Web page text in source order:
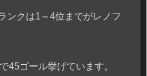
ンクは1～4位までがレノフ
45ゴール挙げています。